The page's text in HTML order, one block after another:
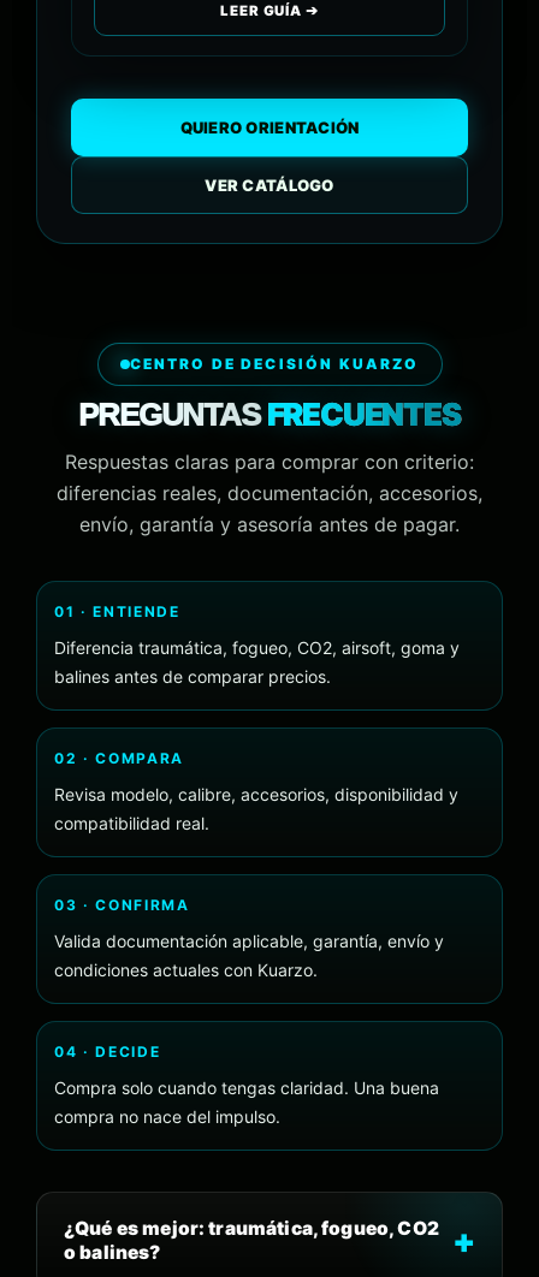
LEER GUÍA ➔
QUIERO ORIENTACIÓN
VER CATÁLOGO
CENTRO DE DECISIÓN KUARZO
PREGUNTASFRECUENTES
Respuestas claras para comprar con criterio:
diferencias reales, documentación, accesorios,
envío, garantía y asesoría antes de pagar.
01 · ENTIENDE
Diferencia traumática, fogueo, CO2, airsoft, goma y
balines antes de comparar precios.
02 · COMPARA
Revisa modelo, calibre, accesorios, disponibilidad y
compatibilidad real.
03 · CONFIRMA
Valida documentación aplicable, garantía, envío y
condiciones actuales con Kuarzo.
04 · DECIDE
Compra solo cuando tengas claridad. Una buena
compra no nace del impulso.
¿Qué es mejor: traumática, fogueo, CO2
o balines?